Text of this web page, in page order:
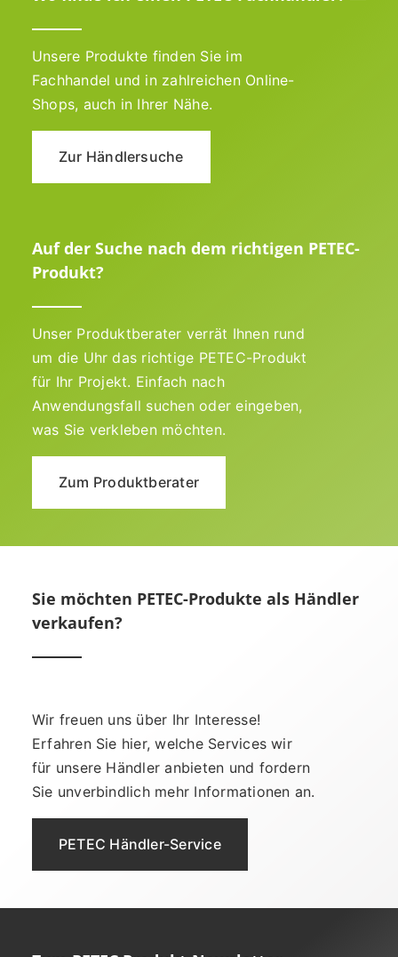
Unsere Produkte finden Sie im
Fachhandel und in zahlreichen Online-
Shops, auch in Ihrer Nähe.
Zur Händlersuche
Auf der Suche nach dem richtigen PETEC-
Produkt?
Unser Produktberater verrät Ihnen rund
um die Uhr das richtige PETEC-Produkt
für Ihr Projekt. Einfach nach
Anwendungsfall suchen oder eingeben,
was Sie verkleben möchten.
Zum Produktberater
Sie möchten PETEC-Produkte als Händler
verkaufen?
Wir freuen uns über Ihr Interesse!
Erfahren Sie hier, welche Services wir
für unsere Händler anbieten und fordern
Sie unverbindlich mehr Informationen an.
PETEC Händler-Service